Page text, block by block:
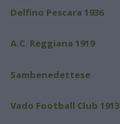
Delfino Pescara 1936
A.C. Reggiana 1919
Sambenedettese
Vado Football Club 1913